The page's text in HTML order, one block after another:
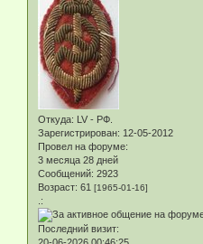
Откуда: LV - РФ.
Зарегистрирован: 12-05-2012
Провел на форуме:
3 месяца 28 дней
Сообщений: 2923
Возраст: 61 [1965-01-16]
.:
Последний визит: